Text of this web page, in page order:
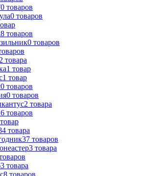
товаров
0 товаров
8 товаров
0 товаров
товара
1 товар
1 товар
0 товаров
0 товаров
2 товара
товаров
товар
товара
37 товаров
3 товара
товара
8 товаров